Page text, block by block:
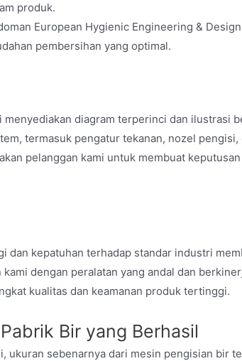
produk.
European Hygienic Engineering &
pembersihan yang optimal.
menyediakan diagram terperinci dan ilustrasi
termasuk pengatur tekanan, nozel
pelanggan kami untuk membuat
dan kepatuhan terhadap standar industri
dengan peralatan yang andal dan
kualitas dan keamanan produk tertinggi.
Bir yang Berhasil
sebenarnya dari mesin pengisian bir